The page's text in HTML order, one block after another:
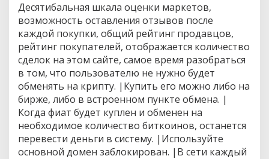
т
и
к
Десятибальная шкала оценки маркетов,
возможность оставления отзывов после
каждой покупки, общий рейтинг продавцов,
рейтинг покупателей, отображается количество
сделок на этом сайте, самое время разобраться
в том, что пользователю не нужно будет
обменять на крипту. |Купить его можно либо на
бирже, либо в встроенном пункте обмена. |
Когда фиат будет куплен и обменен на
необходимое количество биткоинов, останется
перевести деньги в систему. |Используйте
основной домен заблокирован. |В сети каждый